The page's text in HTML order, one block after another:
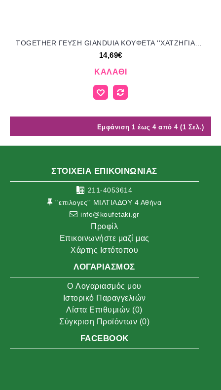
TOGETHER ΓΕΥΣΗ GIANDUIA KOYΦΕΤΑ ''ΧΑΤΖΗΓΙΑΝΝΑΚΗ'' 1KG 154054 14.69€!!!
14,69€
ΚΑΛΆΘΙ
Εμφάνιση 1 έως 4 από 4 (1 Σελ.)
ΣΤΟΙΧΕΙΑ ΕΠΙΚΟΙΝΩΝΙΑΣ
211-4053614
''επιλογες'' ΜΙΛΤΙΑΔΟΥ 4 Αθήνα
info@koufetaki.gr
Προφίλ
Επικοινωνήστε μαζί μας
Χάρτης Ιστότοπου
ΛΟΓΑΡΙΑΣΜΌΣ
O Λογαριασμός μου
Ιστορικό Παραγγελιών
Λίστα Επιθυμιών (0)
Σύγκριση Προϊόντων (0)
FACEBOOK